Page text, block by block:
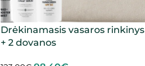
Drėkinamasis vasaros rinkinys
+ 2 dovanos